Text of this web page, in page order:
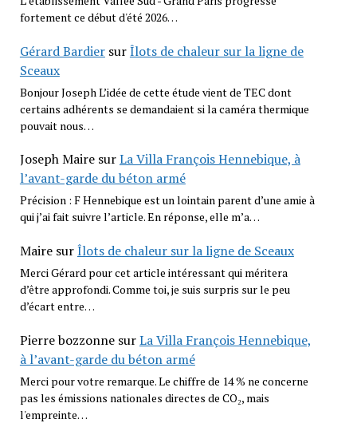
fortement ce début d'été 2026…
Gérard BardiersurÎlots de chaleur sur la ligne de
Sceaux
Bonjour Joseph L’idée de cette étude vient de TEC dont
certains adhérents se demandaient si la caméra thermique
pouvait nous…
Joseph MairesurLa Villa François Hennebique, à
l’avant-garde du béton armé
Précision : F Hennebique est un lointain parent d’une amie à
qui j’ai fait suivre l’article. En réponse, elle m’a…
MairesurÎlots de chaleur sur la ligne de Sceaux
Merci Gérard pour cet article intéressant qui méritera
d’être approfondi. Comme toi, je suis surpris sur le peu
d’écart entre…
Pierre bozzonnesurLa Villa François Hennebique,
à l’avant-garde du béton armé
Merci pour votre remarque. Le chiffre de 14 % ne concerne
pas les émissions nationales directes de CO₂, mais
l'empreinte…